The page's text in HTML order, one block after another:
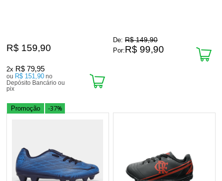
R$ 159,90
2x R$ 79,95
ou R$ 151,90 no
Depósito Bancário ou
pix
De: R$ 149,90
Por:R$ 99,90
Promoção -37%